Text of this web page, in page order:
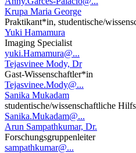
Krupa Maria George
Praktikant*in, studentische/
Yuki Hamamura
Imaging Specialist
yuki.Hamamura@...
Tejasvinee Mody, Dr
Gast-Wissenschaftler*in
Tejasvinee.Mody@...
Sanika Mukadam
studentische/wissenschaftliche
Sanika.Mukadam@...
Arun Sampathkumar, Dr.
Forschungsgruppenleiter
sampathkumar@...